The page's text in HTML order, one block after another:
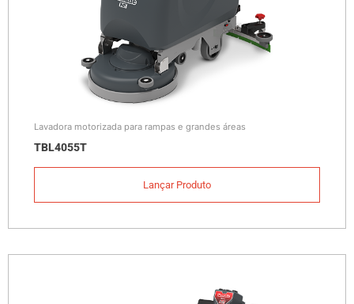
Lavadora motorizada para rampas e grandes áreas
TBL4055T
Lançar Produto